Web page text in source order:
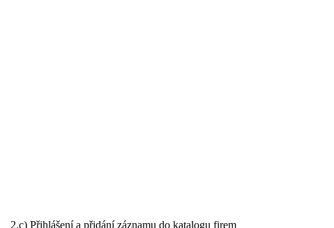
2.c) Přihlášení a přidání záznamu do katalogu firem